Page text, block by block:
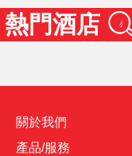
熱門酒店
關於我們
產品/服務